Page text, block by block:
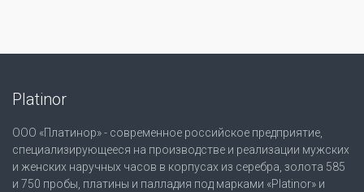
Platinor
ООО «Платинор» - современное российское предприятие,
специализирующееся на производстве и реализации мужских
и женских наручных часов в корпусах из серебра, золота 585
и 750 пробы, платины и палладия под марками «Platinor» и